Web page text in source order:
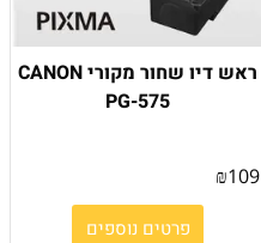
ראש דיו שחור מקורי CANON
PG-575
₪109
פרטים נוספים